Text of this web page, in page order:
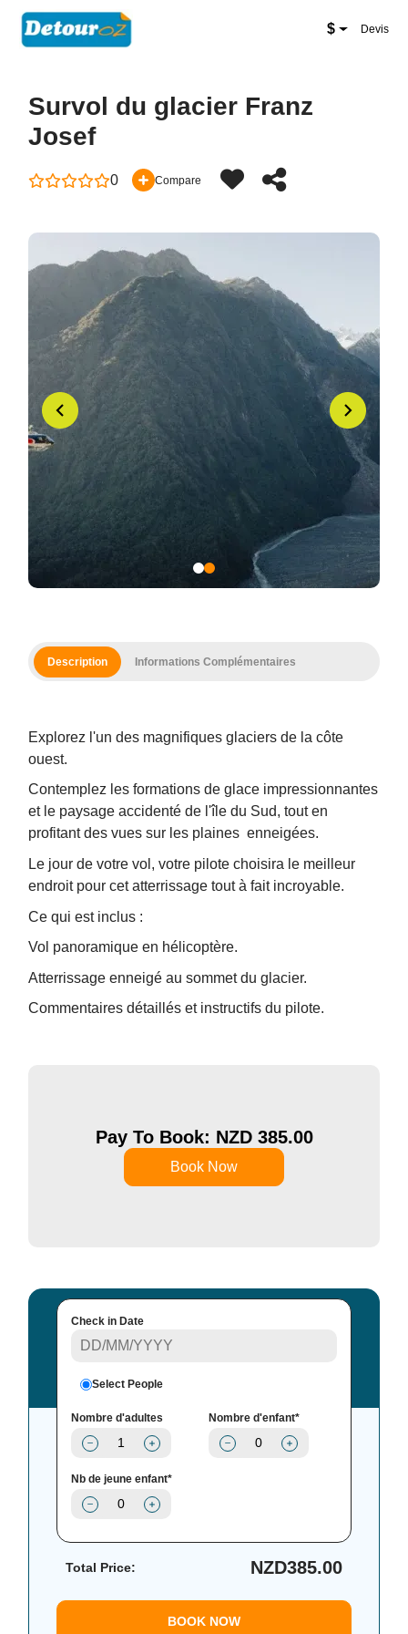
$ Devis
Survol du glacier Franz
Josef
0 Compare
Description Informations Complémentaires
Explorez l'un des magnifiques glaciers de la côte
ouest.
Contemplez les formations de glace impressionnantes
et le paysage accidenté de l'île du Sud, tout en
profitant des vues sur les plaines enneigées.
Le jour de votre vol, votre pilote choisira le meilleur
endroit pour cet atterrissage tout à fait incroyable.
Ce qui est inclus :
Vol panoramique en hélicoptère.
Atterrissage enneigé au sommet du glacier.
Commentaires détaillés et instructifs du pilote.
Pay To Book: NZD 385.00
Book Now
Check in Date
Select People
Nombre d'adultes Nombre d'enfant*
Nb de jeune enfant*
Total Price: NZD385.00
BOOK NOW
Copy